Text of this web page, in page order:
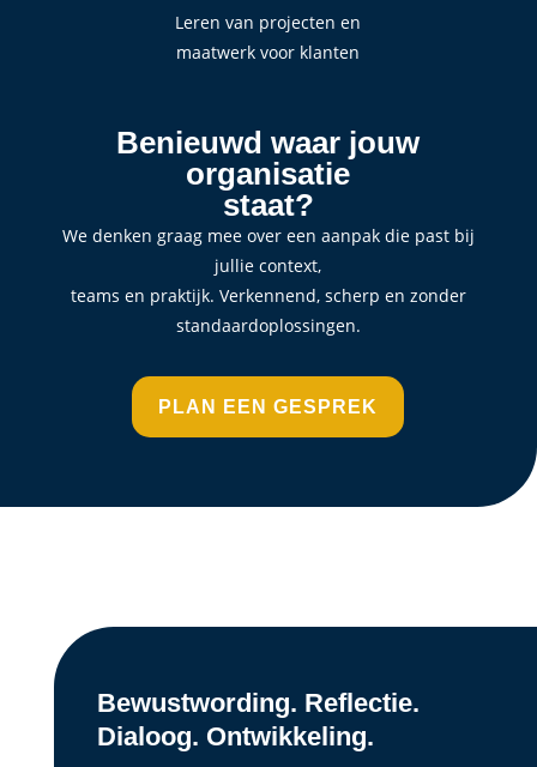
Leren van projecten en
maatwerk voor klanten
Benieuwd waar jouw
organisatie
staat?
We denken graag mee over een aanpak die past bij
jullie context,
teams en praktijk. Verkennend, scherp en zonder
standaardoplossingen.
PLAN EEN GESPREK
Bewustwording. Reflectie.
Dialoog. Ontwikkeling.